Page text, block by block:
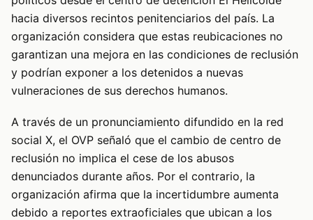
hacia diversos recintos penitenciarios del país. La
organización considera que estas reubicaciones no
garantizan una mejora en las condiciones de reclusión
y podrían exponer a los detenidos a nuevas
vulneraciones de sus derechos humanos.
A través de un pronunciamiento difundido en la red
social X, el OVP señaló que el cambio de centro de
reclusión no implica el cese de los abusos
denunciados durante años. Por el contrario, la
organización afirma que la incertidumbre aumenta
debido a reportes extraoficiales que ubican a los